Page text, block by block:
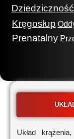
Dziedziczność
Kręgosłup
Prenatalny
Układ